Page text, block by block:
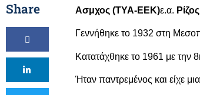
Share Ασμχος (ΤΥΑ-ΕΕΚ)ε.α.
Γεννήθηκε το 1932 στη
Κατατάχθηκε το 1961 με την
Ήταν παντρεμένος και είχε